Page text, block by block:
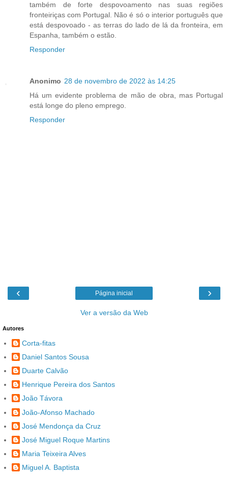
também de forte despovoamento nas suas regiões
fronteiriças com Portugal. Não é só o interior português que
está despovoado - as terras do lado de lá da fronteira, em
Espanha, também o estão.
Responder
Anonimo 28 de novembro de 2022 às 14:25
Há um evidente problema de mão de obra, mas Portugal
está longe do pleno emprego.
Responder
‹ ›
Página inicial
Ver a versão da Web
Autores
Corta-fitas
Daniel Santos Sousa
Duarte Calvão
Henrique Pereira dos Santos
João Távora
João-Afonso Machado
José Mendonça da Cruz
José Miguel Roque Martins
Maria Teixeira Alves
Miguel A. Baptista